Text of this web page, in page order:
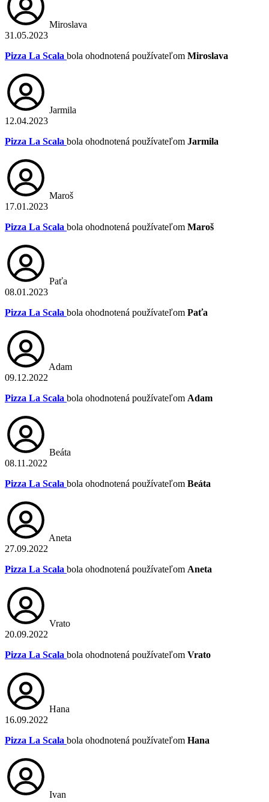
Miroslava
31.05.2023
Pizza La Scala bola ohodnotená používateľom Miroslava
Jarmila
12.04.2023
Pizza La Scala bola ohodnotená používateľom Jarmila
Maroš
17.01.2023
Pizza La Scala bola ohodnotená používateľom Maroš
Paťa
08.01.2023
Pizza La Scala bola ohodnotená používateľom Paťa
Adam
09.12.2022
Pizza La Scala bola ohodnotená používateľom Adam
Beáta
08.11.2022
Pizza La Scala bola ohodnotená používateľom Beáta
Aneta
27.09.2022
Pizza La Scala bola ohodnotená používateľom Aneta
Vrato
20.09.2022
Pizza La Scala bola ohodnotená používateľom Vrato
Hana
16.09.2022
Pizza La Scala bola ohodnotená používateľom Hana
Ivan